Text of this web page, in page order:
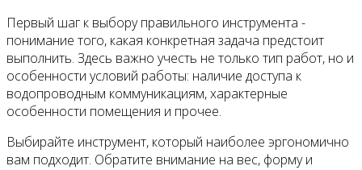
Первый шаг к выбору правильного инструмента -
понимание того, какая конкретная задача предстоит
выполнить. Здесь важно учесть не только тип работ, но и
особенности условий работы: наличие доступа к
водопроводным коммуникациям, характерные
особенности помещения и прочее.
Выбирайте инструмент, который наиболее эргономично
вам подходит. Обратите внимание на вес, форму и